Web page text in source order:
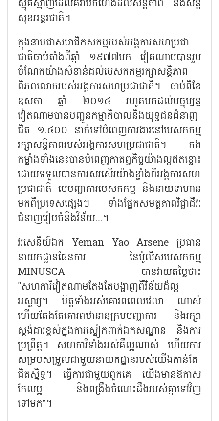
ស្មុគស្មាញដែលគំរាមកំហែងដល់សន្តិភាព និងសន្តិ
សុខអន្តរជាតិ។
ក្នុងនាមជាសមាជិកសកម្មរបស់អង្គការសហប្រជា
ជាតិចាប់តាំងពីឆ្នាំ ១៩៧៧មក វៀតណាមបានរួម
ចំណែកយ៉ាងសំខាន់ដល់បេសកកម្មរក្សាសន្តិភាព
ពិភពលោករបស់អង្គការសហប្រជាជាតិ។ ចាប់ពីខែ
ឧសភា ឆ្នាំ ២០១៤ រហូតមកដល់បច្ចុប្បន្ន
វៀតណាមបានបញ្ជូនកម្មាភិបាលនិងយុទ្ធជនជំនាញ
ជិត ១.៤០០ នាក់ទៅបំពេញការងារនៅបេសកកម្ម
រក្សាសន្តិភាពរបស់អង្គការសហប្រជាជាតិ។ កង
កម្លាំងទាំងនេះបានបំពេញកាតព្វកិច្ចយ៉ាងល្អឥតខ្ចោះ
ដោយទទួលបានការសរសើរយ៉ាងខ្លាំងពីអង្គការសហ
ប្រជាជាតិ មេបញ្ជាការបេសកកម្ម និងនាយទាហាន
មកពីប្រទេសផ្សេងៗ ទាំងផ្នែកសមត្ថភាពវិជ្ជាជីវៈ
ជំនាញរៀបចំនិងវិន័យ...។
វរសេនីយ៍ឯក Yeman Yao Arsene ប្រធាន
នាយកដ្ឋានផែនការ នៃប៉ូលីសបេសកកម្ម
MINUSCA បានវាយតម្លៃថា៖
"សហការីវៀតណាមតែងតែបង្ហាញពីវិន័យដ៏ល្អ
អស្ចារ្យ។ មិត្តទាំងអស់គោរពពេលវេលា ណាស់
ហើយតែងតែគោរពឋានានុក្រមបញ្ជាការ និងរក្សា
ស្តង់ដារខ្ពស់ក្នុងការស្លៀកពាក់ឯកសណ្ឋាន និងការ
ប្រព្រឹត្ត។ សហការីទាំងអស់គឺល្អណាស់ ហើយការ
សម្របសម្រួលជាមួយនាយកដ្ឋានរបស់យើងកាន់តែ
ជិតស្និទ្ធ។ ធ្វើការជាមួយពួកគេ យើងមានឱកាស
កែលម្អ និងពង្រឹងចំណេះដឹងរបស់គ្នាទៅវិញ
ទៅមក”។